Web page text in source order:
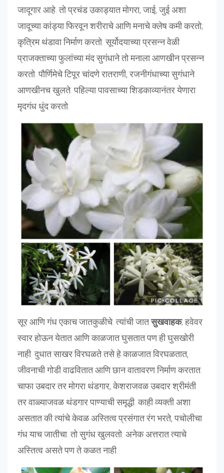
जादूगार आहे. तो प्रचंड उकाड्यात मोगरा, जाई, जुई अशा
जादूच्या कांड्या फिरवून शरीराचे आणि मनाचे क्लेष कमी करतो;
कृत्रिम थंडावा निर्माण करतो. सूर्योदयाच्या प्रसन्न वेळी
प्राजक्ताच्या फुलांच्या मंद सुगंधाने तो मनाला आणखीन प्रसन्न
करतो. पौर्णिमेचे टिपूर चांदणे रातराणी, रजनीगंधाच्या सुगंधाने
आणखीनच खुलते. पहिल्या पावसाच्या शिडकाव्यानंतर येणारा
मृदगंध धुंद करतो.
सूर आणि गंध एकाच जातकुळीचे. त्यांची जातसुखवाहक; हवेवर
स्वार होऊन येतात आणि काळजात घुसतात पण ही घुसखोरी
नाही. दुधात साखर विरघळते तसे हे काळजात विरघळतात,
जीवनाची गोडी वाढवितात आणि छान वातावरण निर्माण करतात.
चाफा उबदार तर मोगरा थंडगार, केशराजवळ उबदार श्रीमंती
तर वाळ्याजवळ थंडगार पाण्याची समृद्धी. काही व्यक्ती अशा
असतात की त्यांचे केवळ अस्तित्व प्रसंगात रंग भरते, पचोलीचा
गंध याच जातीचा. तो सुगंध खुलवतो. अनेक अत्तरात त्याचे
अस्तित्व असते पण ते कळत नाही.